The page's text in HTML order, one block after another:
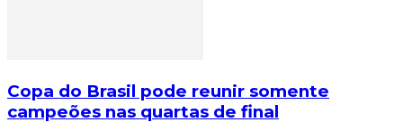
Copa do Brasil pode reunir somente
campeões nas quartas de final